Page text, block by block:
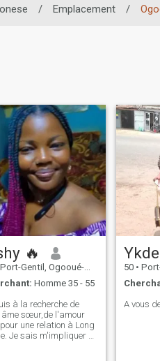
/ Emplacement /
🔥
Port-Gentil, Ogooué-Maritime, Gabon
Homme 35 - 55
à la recherche de
âme sœur,de l'amour
une relation à Long
Je sais m'impliquer et
Ykde
50 • Port-
A vous